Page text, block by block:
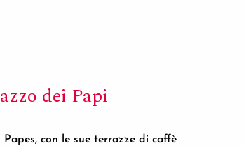
dei Papi
Papes, con le sue terrazze di caffè